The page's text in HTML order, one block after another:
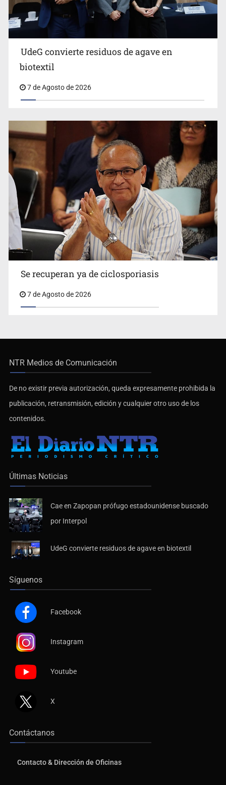
Cae en Zapopan prófugo estadounidense buscado por
UdeG convierte residuos de agave en
biotextil
7 de Agosto de 2026
Se recuperan ya de ciclosporiasis
7 de Agosto de 2026
NTR Medios de Comunicación
De no existir previa autorización, queda expresamente prohibida la
publicación, retransmisión, edición y cualquier otro uso de los
contenidos.
Últimas Noticias
Cae en Zapopan prófugo estadounidense buscado
por Interpol
UdeG convierte residuos de agave en biotextil
Síguenos
Facebook
Instagram
Youtube
X
Contáctanos
Contacto & Dirección de Oficinas